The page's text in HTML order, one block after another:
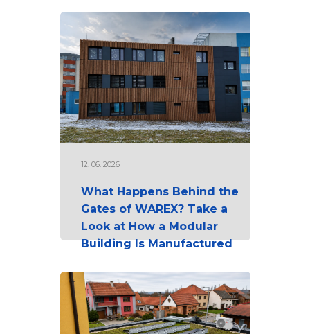
12. 06. 2026
What Happens Behind the
Gates of WAREX? Take a
Look at How a Modular
Building Is Manufactured